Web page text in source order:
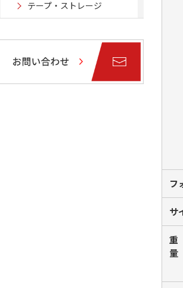
フ
サ
重
量
テープ・ストレージ